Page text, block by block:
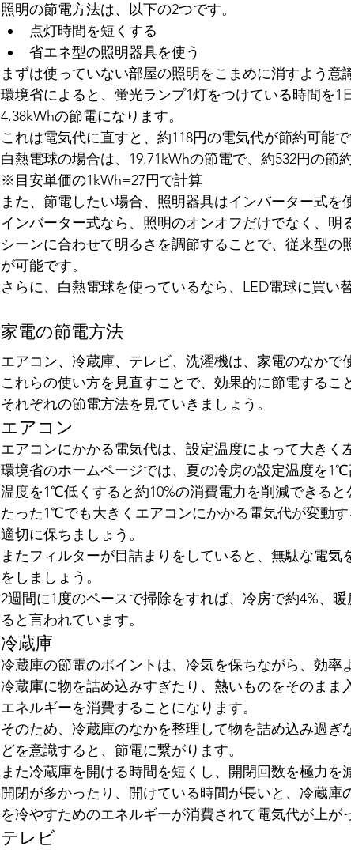
照明の節電方法は、以下の2つです。
点灯時間を短くする
省エネ型の照明器具を使う
まずは使っていない部屋の照明をこまめに消すよう意
環境省によると、蛍光ランプ1灯をつけている時間を1
4.38kWhの節電になります。
これは電気代に直すと、約118円の電気代が節約可能で
白熱電球の場合は、19.71kWhの節電で、約532円の節
※目安単価の1kWh=27円で計算
また、節電したい場合、照明器具はインバーター式を
インバーター式なら、照明のオンオフだけでなく、明
シーンに合わせて明るさを調節することで、従来型の
が可能です。
さらに、白熱電球を使っているなら、LED電球に買い
家電の節電方法
エアコン、冷蔵庫、テレビ、洗濯機は、家電のなかで
これらの使い方を見直すことで、効果的に節電するこ
それぞれの節電方法を見ていきましょう。
エアコン
エアコンにかかる電気代は、設定温度によって大きく
環境省のホームページでは、夏の冷房の設定温度を
温度を1℃低くすると約10%の消費電力を削減できると
たった1℃でも大きくエアコンにかかる電気代が変動
適切に保ちましょう。
またフィルターが目詰まりをしていると、無駄な電
をしましょう。
2週間に1度のペースで掃除をすれば、冷房で約4%、
ると言われています。
冷蔵庫
冷蔵庫の節電のポイントは、冷気を保ちながら、効率
冷蔵庫に物を詰め込みすぎたり、熱いものをそのまま
エネルギーを消費することになります。
そのため、冷蔵庫のなかを整理して物を詰め込み過ぎ
どを意識すると、節電に繋がります。
また冷蔵庫を開ける時間を短くし、開閉回数を極力を
開閉が多かったり、開けている時間が長いと、冷蔵
を冷やすためのエネルギーが消費されて電気代が上が
テレビ